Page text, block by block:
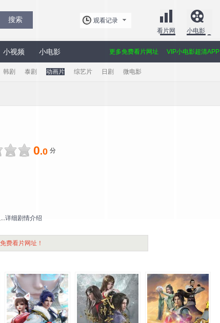
观看记录
看片网
小电影
小视频 小电影 VIP小电影超清APP
更多免费看片网址
韩剧 泰剧 动画片 综艺片 日剧 微电影
详细剧情介绍
0.0 分
费看片网址！